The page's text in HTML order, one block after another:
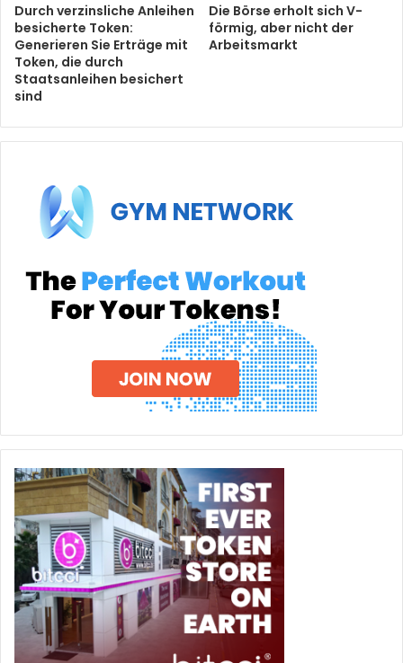
Durch verzinsliche Anleihen
besicherte Token:
Generieren Sie Erträge mit
Token, die durch
Staatsanleihen besichert
sind
Die Börse erholt sich V-
förmig, aber nicht der
Arbeitsmarkt